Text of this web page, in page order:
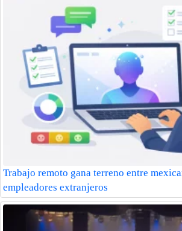
Trabajo remoto gana terreno entre
empleadores extranjeros